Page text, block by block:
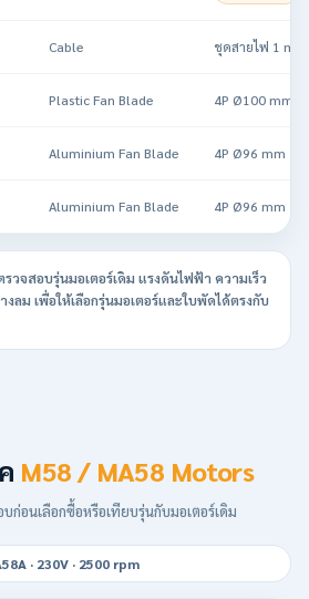
Cable ชุดสายไฟ 1 m
Plastic Fan Blade 4P Ø100 mm
Aluminium Fan Blade 4P Ø96 mm
Aluminium Fan Blade 4P Ø96 mm
วจสอบรุ่นมอเตอร์เดิม แรงดันไฟฟ้า ความเร็ว
ลม เพื่อให้เลือกรุ่นมอเตอร์และใบพัดได้ตรงกับ
M58 / MA58 Motors
อนเลือกซื้อหรือเทียบรุ่นกับมอเตอร์เดิม
· 230V · 2500 rpm